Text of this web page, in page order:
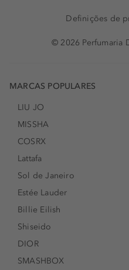
Definições de
© 2026 Perfumaria
MARCAS POPULARES
LIU JO
MISSHA
COSRX
Lattafa
Sol de Janeiro
Estée Lauder
Billie Eilish
Shiseido
DIOR
SMASHBOX